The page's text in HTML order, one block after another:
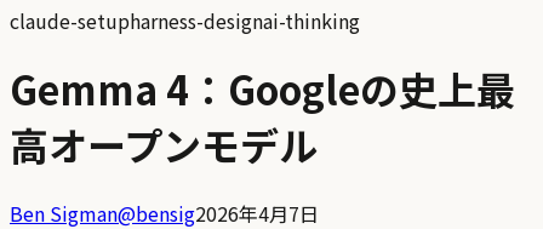
claude-setupharness-designai-thinking
Gemma 4：Googleの史上最
高オープンモデル
Ben Sigman@bensig2026年4月7日